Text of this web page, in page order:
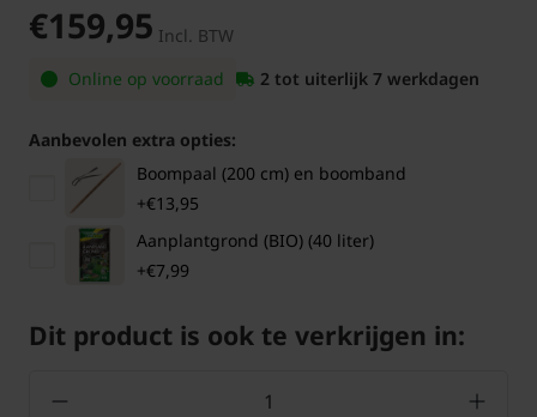
€159,95 Incl. BTW
Online op voorraad
2 tot uiterlijk 7 werkdagen
Aanbevolen extra opties:
Boompaal (200 cm) en boomband
+€13,95
Aanplantgrond (BIO) (40 liter)
+€7,99
Dit product is ook te verkrijgen in: